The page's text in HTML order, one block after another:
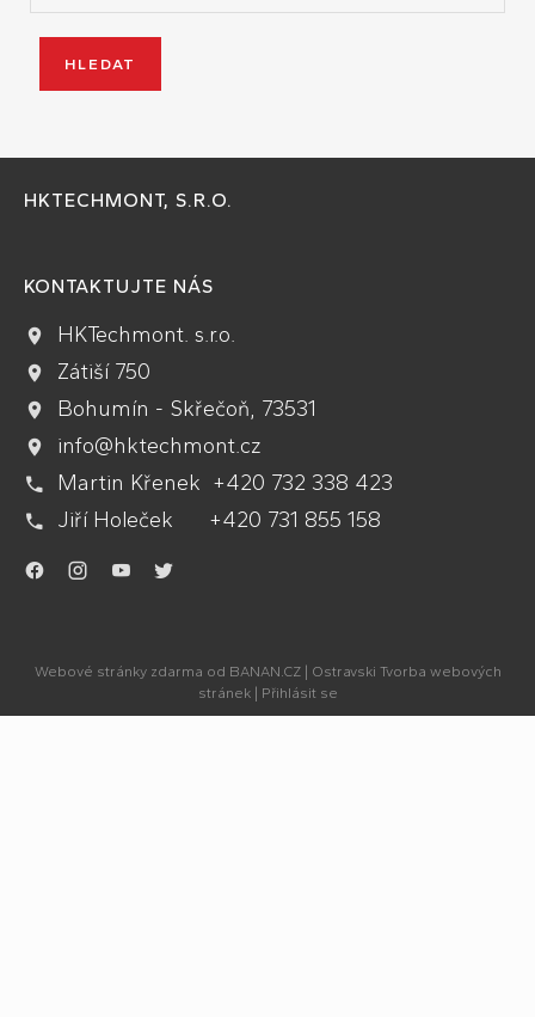
HKTECHMONT, S.R.O.
KONTAKTUJTE NÁS
HKTechmont. s.r.o.
Zátiší 750
Bohumín - Skřečoň, 73531
info@hktechmont.cz
Martin Křenek +420 732 338 423
Jiří Holeček +420 731 855 158
Webové stránky zdarma od BANAN.CZ|
Ostravski Tvorba webových
stránek
Přihlásit se